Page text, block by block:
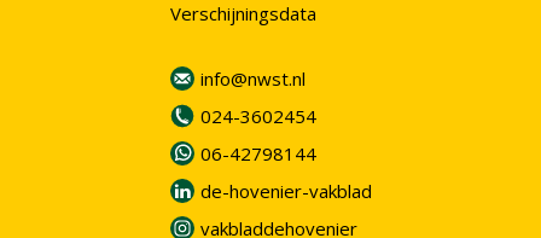
Verschijningsdata
info@nwst.nl
024-3602454
06-42798144
de-hovenier-vakblad
vakbladdehovenier